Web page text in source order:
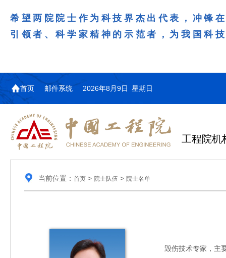
希望两院院士作为科技界杰出代表，冲锋
引领者、科学家精神的示范者，为我国科
首页 邮件系统 2026年8月9日 星期日
工程院机
当前位置： 首页> 院士队伍 > 院士名单
毁伤技术专家，主要